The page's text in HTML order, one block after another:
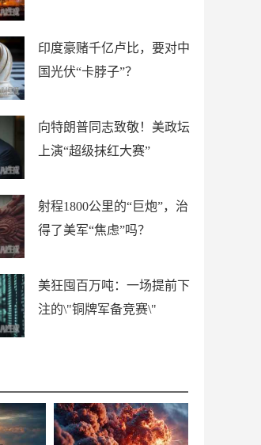
印度豪赌千亿卢比，要对中
国光伏“卡脖子”？
向特朗普同志致敬！美政坛
上演“超级抹红大赛”
射程1800公里的“巨炮”，治
得了美军“焦虑”吗？
美狂囤百万吨：一场提前下
注的\"铜牌军备竞赛\"